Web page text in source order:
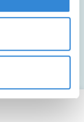
toezicht (6